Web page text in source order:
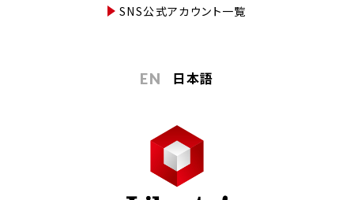
SNS公式アカウント一覧
EN 日本語